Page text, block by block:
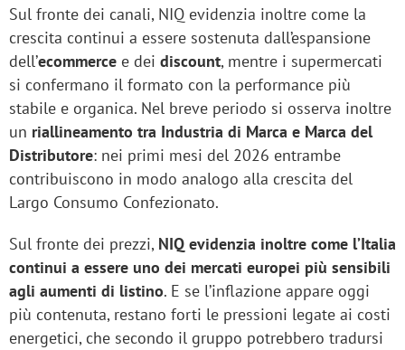
Sul fronte dei canali, NIQ evidenzia inoltre come la
crescita continui a essere sostenuta dall’espansione
dell’ecommerce e dei discount, mentre i supermercati
si confermano il formato con la performance più
stabile e organica. Nel breve periodo si osserva inoltre
un riallineamento tra Industria di Marca e Marca del
Distributore: nei primi mesi del 2026 entrambe
contribuiscono in modo analogo alla crescita del
Largo Consumo Confezionato.
Sul fronte dei prezzi, NIQ evidenzia inoltre come l’Italia
continui a essere uno dei mercati europei più sensibili
agli aumenti di listino. E se l’inflazione appare oggi
più contenuta, restano forti le pressioni legate ai costi
energetici, che secondo il gruppo potrebbero tradursi